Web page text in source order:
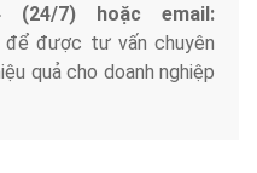
(24/7) hoặc email:
để được tư vấn chuyên
quả cho doanh nghiệp